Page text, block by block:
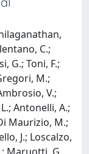
C.;
G.; Toni, F.;
M.;
V.;
Antonelli, A.;
Maurizio, M.;
J.; Loscalzo,
Maruotti, G.